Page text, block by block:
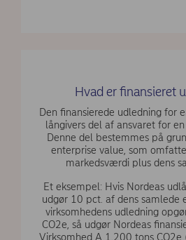
Hvad er finansieret
Den finansierede udledning for
långivers del af ansvaret for
Denne del bestemmes på
enterprise value, som
markedsværdi plus dens
Et eksempel: Hvis Nordeas
udgør 10 pct. af dens samlede
virksomhedens udledning
CO2e, så udgør Nordeas
Virksomhed A 1.200 tons